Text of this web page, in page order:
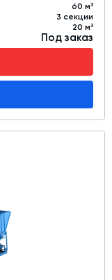
60 м³
3 секции
20 м³
Под заказ